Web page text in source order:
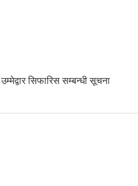
सिफारिस सम्बन्धी सूचना